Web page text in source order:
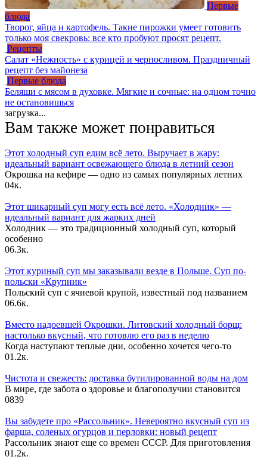
Первые
блюда
Творог, яйца и картофель. Такие пирожки умеет готовить
только моя свекровь: все кто пробуют просят рецепт.
Рецепты
Салат «Нежность» с курицей и черносливом. Праздничный
рецепт без майонеза
Первые блюда
Беляши с мясом в духовке. Мягкие и сочные: на одном точно
не остановишься
загрузка...
Вам также может понравиться
Этот холодный суп едим всё лето. Выручает в жару:
идеальный вариант освежающего блюда в летний сезон
Окрошка на кефире — одно из самых популярных летних
04к.
Этот шикарный суп могу есть всё лето. «Холодник» —
идеальный вариант для жарких дней
Холодник — это традиционный холодный суп, который
особенно
06.3к.
Этот куриный суп мы заказывали везде в Польше. Суп по-
польски «Крупник»
Польский суп с ячневой крупой, известный под названием
06.6к.
Вместо надоевшей Окрошки. Литовский холодный борщ:
настолько вкусный, что готовлю его раз в неделю
Когда наступают теплые дни, особенно хочется чего-то
01.2к.
Чистота и свежесть: доставка бутилированной воды на дом
В мире, где забота о здоровье и благополучии становится
0839
Вы забудете про «Рассольник». Невероятно вкусный суп из
фарша, соленых огурцов и перловки: новый рецепт
Рассольник знают еще со времен СССР. Для приготовления
01.2к.